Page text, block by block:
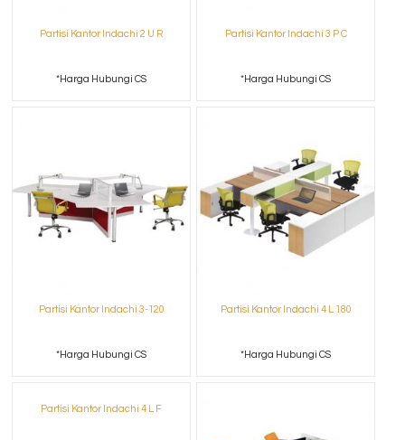
Partisi Kantor Indachi 2 U R
*Harga Hubungi CS
Partisi Kantor Indachi 3 P C
*Harga Hubungi CS
Partisi Kantor Indachi 3-120
*Harga Hubungi CS
Partisi Kantor Indachi 4 L 180
*Harga Hubungi CS
Partisi Kantor Indachi 4 L F